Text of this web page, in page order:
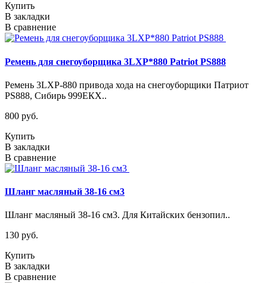
Купить
В закладки
В сравнение
Ремень для снегоуборщика 3LXP*880 Patriot PS888
Ремень 3LXP-880 привода хода на снегоуборщики Патриот
PS888, Сибирь 999ЕКХ..
800 руб.
Купить
В закладки
В сравнение
Шланг масляный 38-16 см3
Шланг масляный 38-16 см3. Для Китайских бензопил..
130 руб.
Купить
В закладки
В сравнение